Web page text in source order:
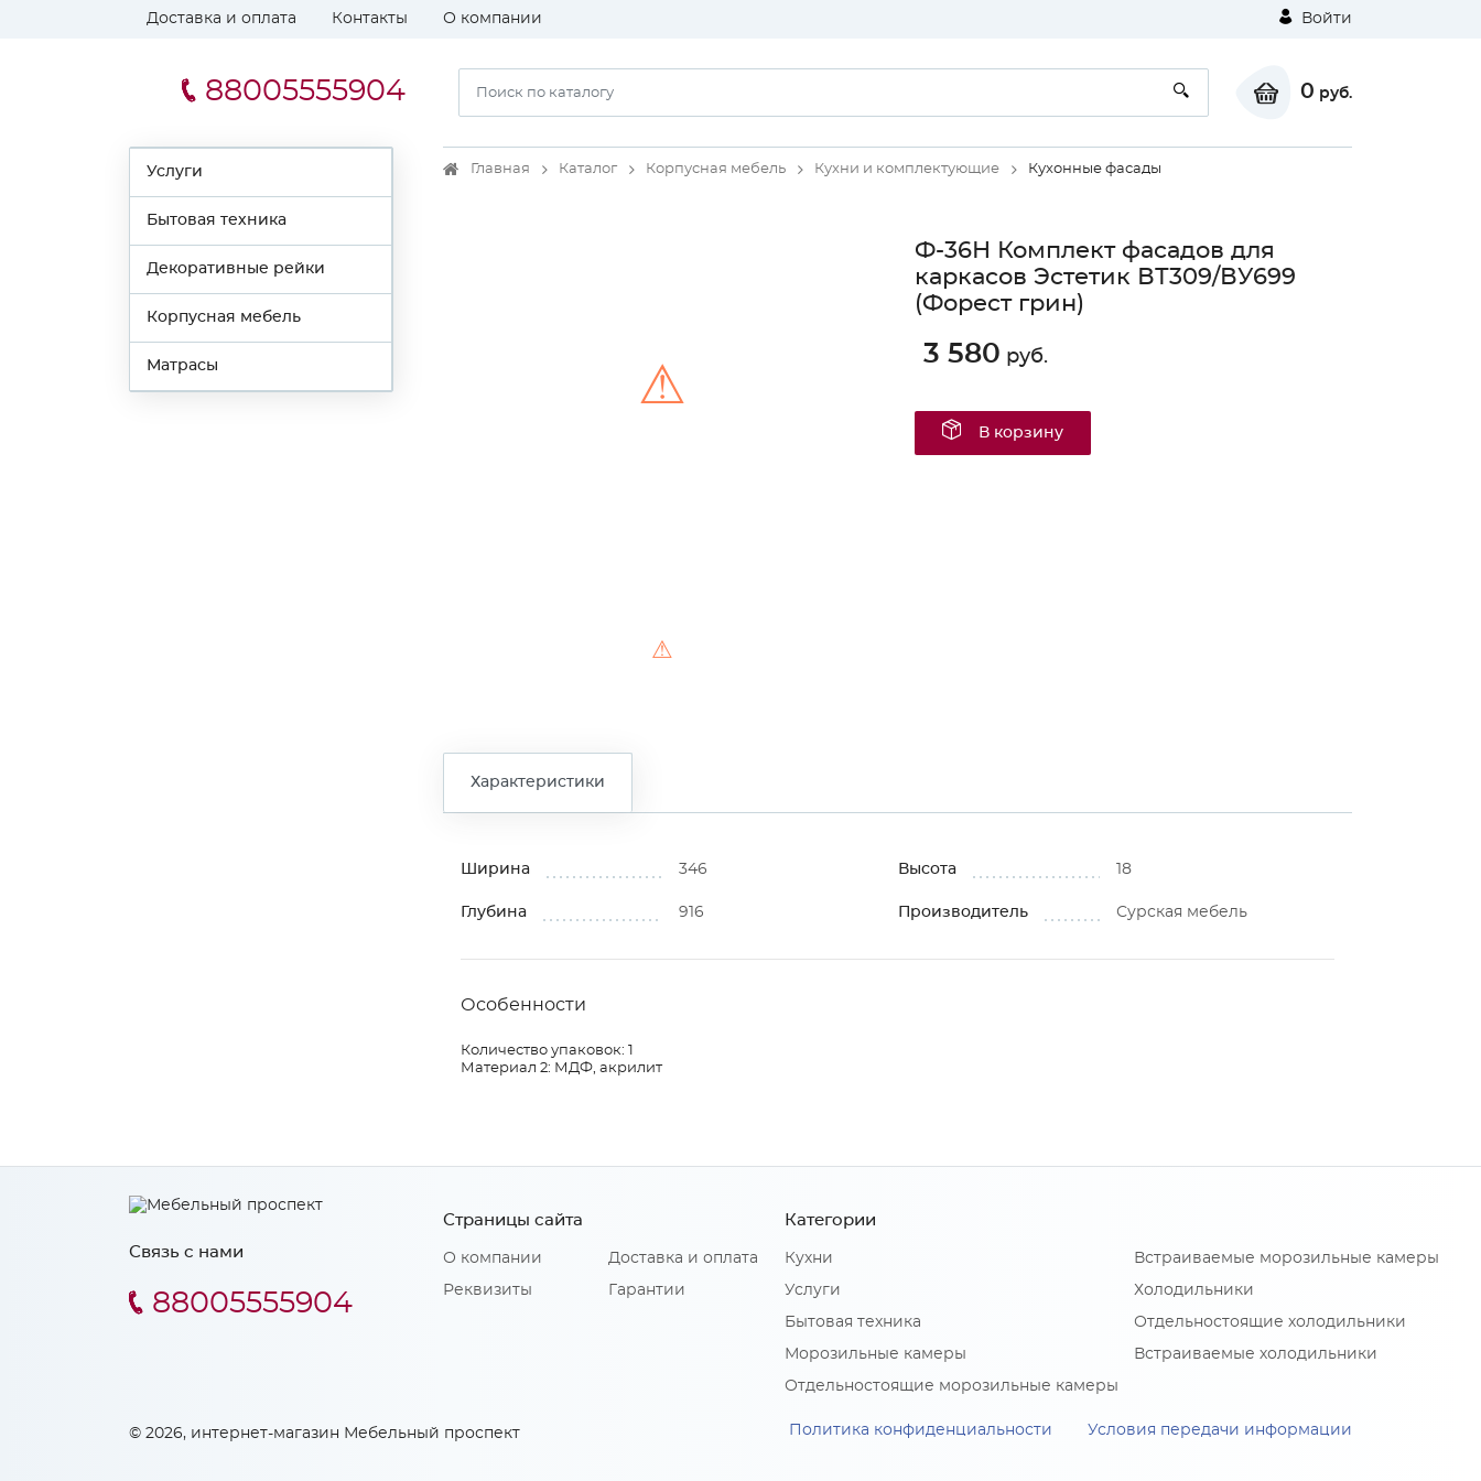
Доставка и оплата Контакты О компании Войти
88005555904 0 руб.
Услуги
Бытовая техника
Декоративные рейки
Корпусная мебель
Матрасы
Главная Каталог Корпусная мебель Кухни и комплектующие Кухонные фасады
⚠
⚠
Ф-36Н Комплект фасадов для
каркасов Эстетик ВТ309/ВУ699
(Форест грин)
3 580 руб.
В корзину
Характеристики
Ширина 346 Высота 18
Глубина 916 Производитель Сурская мебель
Особенности
Количество упаковок: 1
Материал 2: МДФ, акрилит
Связь с нами
88005555904
Страницы сайта
О компании
Реквизиты
Доставка и оплата
Гарантии
Категории
Кухни
Услуги
Бытовая техника
Морозильные камеры
Отдельностоящие морозильные камеры
Встраиваемые морозильные камеры
Холодильники
Отдельностоящие холодильники
Встраиваемые холодильники
© 2026, интернет-магазин Мебельный проспект Политика конфиденциальности Условия передачи информации